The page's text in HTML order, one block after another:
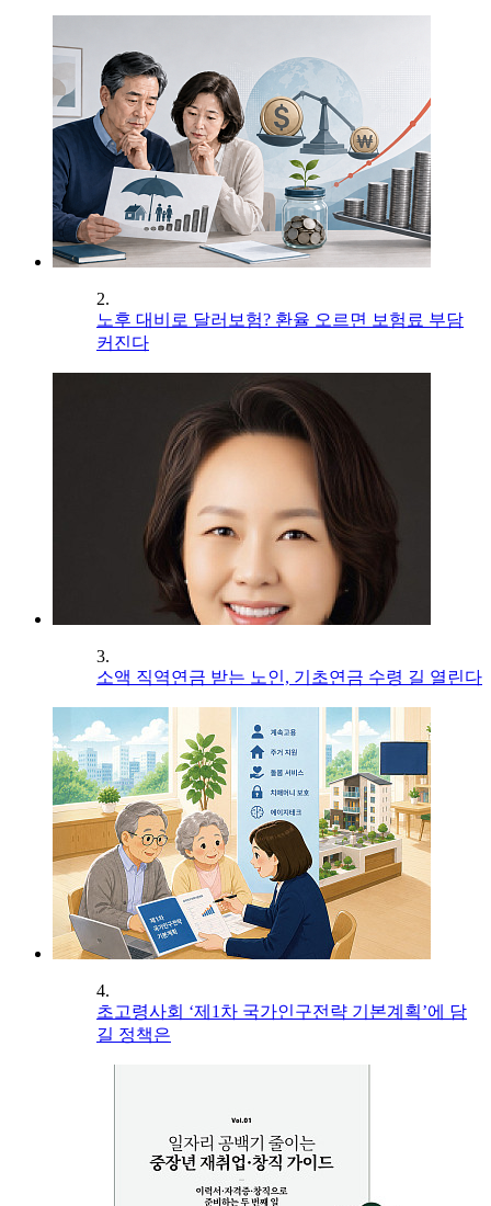
2.
노후 대비로 달러보험? 환율 오르면 보험료 부담
커진다
3.
소액 직역연금 받는 노인, 기초연금 수령 길 열린다
4.
초고령사회 ‘제1차 국가인구전략 기본계획’에 담
길 정책은